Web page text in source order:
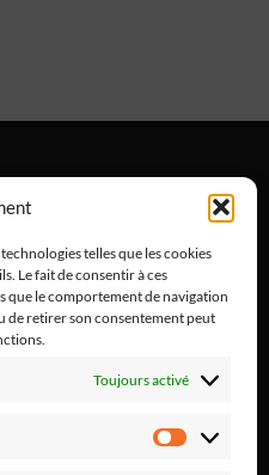
telles que les cookies
Le fait de consentir à ces
que le comportement de navigation
de retirer son consentement peut
Toujours activé